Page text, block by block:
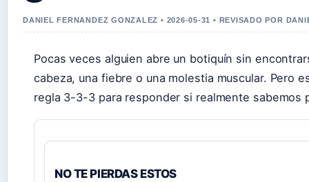
DANIEL FERNANDEZ GONZALEZ • 2026-05-31 • REVISADO POR
Pocas veces alguien abre un botiquín sin
cabeza, una fiebre o una molestia muscular. Pero
regla 3-3-3 para responder si realmente sabemos
NO TE PIERDAS ESTOS